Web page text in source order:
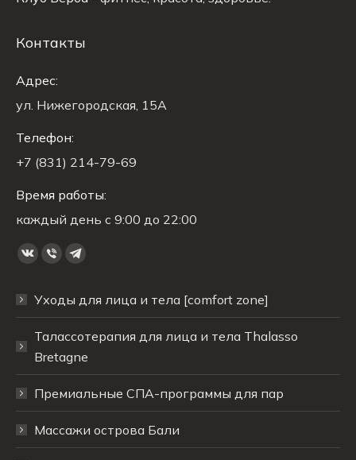
Контакты
Адрес:
ул. Нижегородская, 15A
Телефон:
+7 (831) 214-79-69
Время работы:
каждый день с 9:00 до 22:00
Ищите нас:
Страница
открывается
новом
окне
Страница
открывается
новом
окне
Страница
открывается
новом
окне
Уходы для лица и тела [comfort zone]
Талассотерапия для лица и тела Thalasso
Bretagne
Премиальные СПА-программы для пар
Массажи острова Бали